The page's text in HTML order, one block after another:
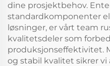
dine prosjektbehov.
standardkomponenter
løsninger, er vårt team
kvalitetsdeler som
produksjonseffektivitet.
og stabil kvalitet sikrer